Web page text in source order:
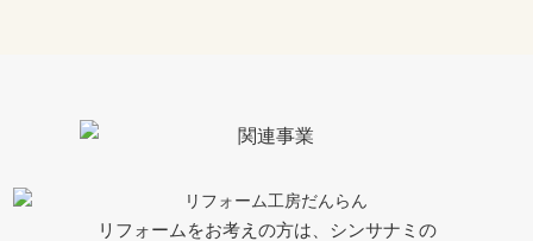
リフォームをお考えの方は、シンサナミの